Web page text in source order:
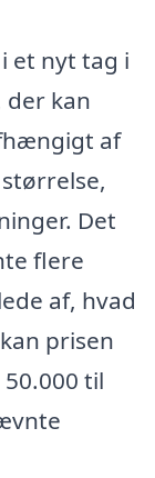
et nyt tag i
der kan
af
Det
flere
af, hvad
prisen
til